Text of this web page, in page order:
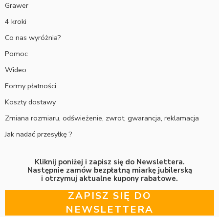
Grawer
4 kroki
Co nas wyróżnia?
Pomoc
Wideo
Formy płatności
Koszty dostawy
Zmiana rozmiaru, odświeżenie, zwrot, gwarancja, reklamacja
Jak nadać przesyłkę ?
Kliknij poniżej i zapisz się do Newslettera.
Następnie zamów bezpłatną miarkę jubilerską
i otrzymuj aktualne kupony rabatowe.
ZAPISZ SIĘ DO
NEWSLETTERA